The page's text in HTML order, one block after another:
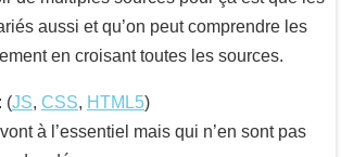
aussi et qu’on peut comprendre les
en croisant toutes les sources.
: (JS, CSS, HTML5)
à l’essentiel mais qui n’en sont pas